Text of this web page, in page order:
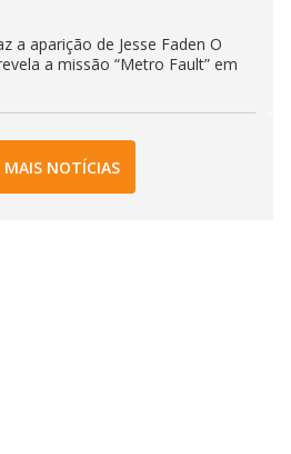
a aparição de Jesse Faden O
a missão “Metro Fault” em
MAIS NOTÍCIAS